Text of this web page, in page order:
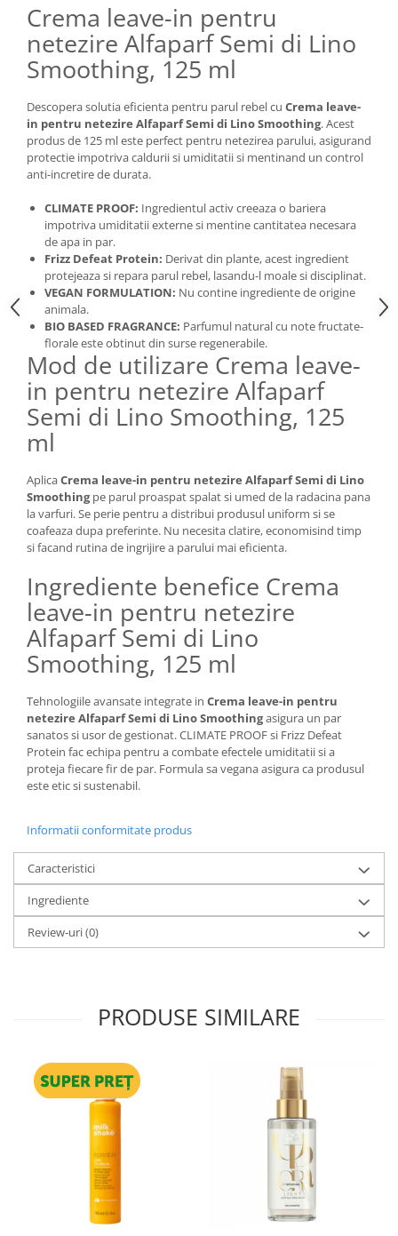
Crema leave-in pentru
netezire Alfaparf Semi di Lino
Smoothing, 125 ml
Descopera solutia eficienta pentru parul rebel cu Crema leave-
in pentru netezire Alfaparf Semi di Lino Smoothing. Acest
produs de 125 ml este perfect pentru netezirea parului, asigurand
protectie impotriva caldurii si umiditatii si mentinand un control
anti-incretire de durata.
CLIMATE PROOF: Ingredientul activ creeaza o bariera
impotriva umiditatii externe si mentine cantitatea necesara
de apa in par.
Frizz Defeat Protein: Derivat din plante, acest ingredient
protejeaza si repara parul rebel, lasandu-l moale si disciplinat.
VEGAN FORMULATION: Nu contine ingrediente de origine
animala.
BIO BASED FRAGRANCE: Parfumul natural cu note fructate-
florale este obtinut din surse regenerabile.
Mod de utilizare Crema leave-
in pentru netezire Alfaparf
Semi di Lino Smoothing, 125
ml
AplicaCrema leave-in pentru netezire Alfaparf Semi di Lino
Smoothingpe parul proaspat spalat si umed de la radacina pana
la varfuri. Se perie pentru a distribui produsul uniform si se
coafeaza dupa preferinte. Nu necesita clatire, economisind timp
si facand rutina de ingrijire a parului mai eficienta.
Ingrediente benefice Crema
leave-in pentru netezire
Alfaparf Semi di Lino
Smoothing, 125 ml
Tehnologiile avansate integrate in Crema leave-in pentru
netezire Alfaparf Semi di Lino Smoothingasigura un par
sanatos si usor de gestionat. CLIMATE PROOF si Frizz Defeat
Protein fac echipa pentru a combate efectele umiditatii si a
proteja fiecare fir de par. Formula sa vegana asigura ca produsul
este etic si sustenabil.
Informatii conformitate produs
Caracteristici
Ingrediente
Review-uri(0)
PRODUSE SIMILARE